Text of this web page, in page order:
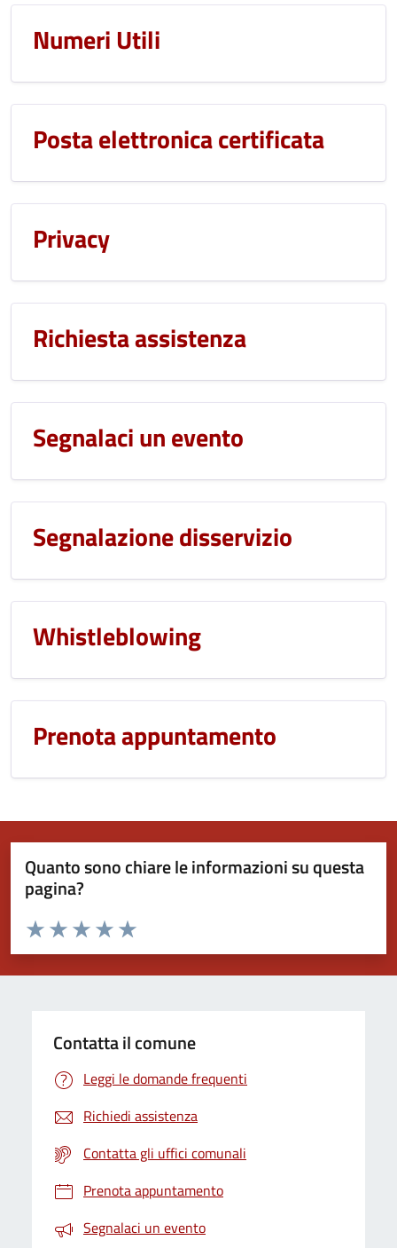
Numeri Utili
Posta elettronica certificata
Privacy
Richiesta assistenza
Segnalaci un evento
Segnalazione disservizio
Whistleblowing
Prenota appuntamento
Quanto sono chiare le informazioni su questa
pagina?
Valuta da 1 a 5 stelle la pagina
Valuta 5 stelle su 5
Valuta 4 stelle su 5
Valuta 3 stelle su 5
Valuta 2 stelle su 5
Valuta 1 stelle su 5
Contatta il comune
Leggi le domande frequenti
Richiedi assistenza
Contatta gli uffici comunali
Prenota appuntamento
Segnalaci un evento